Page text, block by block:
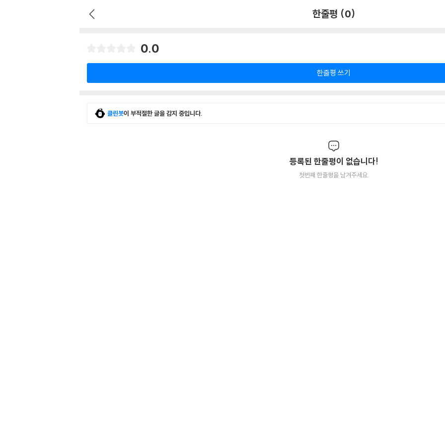
한줄평 (0)
0.0
한줄평 쓰기
클린봇이 부적절한 글을 감지 중입니다.
등록된 한줄평이 없습니다!
첫번째 한줄평을 남겨주세요.